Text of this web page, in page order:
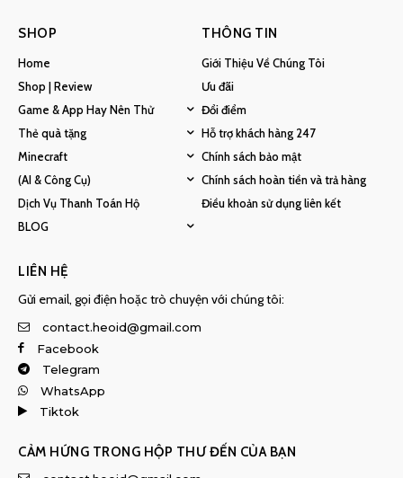
SHOP
Home
Shop | Review
Game & App Hay Nên Thử
Thẻ quà tặng
Minecraft
(AI & Công Cụ)
Dịch Vụ Thanh Toán Hộ
BLOG
THÔNG TIN
Giới Thiệu Về Chúng Tôi
Ưu đãi
Đổi điểm
Hỗ trợ khách hàng 247
Chính sách bảo mật
Chính sách hoàn tiền và trả hàng
Điều khoản sử dụng liên kết
LIÊN HỆ
Gửi email, gọi điện hoặc trò chuyện với chúng tôi:
contact.heoid@gmail.com
Facebook
Telegram
WhatsApp
Tiktok
CẢM HỨNG TRONG HỘP THƯ ĐẾN CỦA BẠN